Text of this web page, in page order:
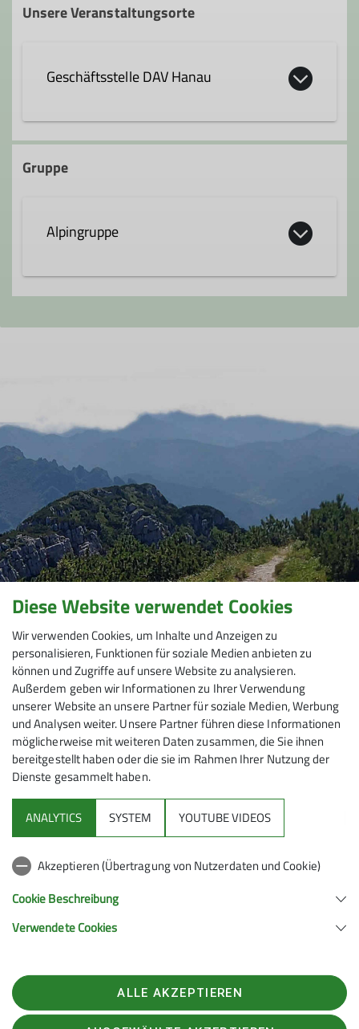
Unsere Veranstaltungsorte
Geschäftsstelle DAV Hanau
Krämerstraße 8
Gruppe
Alpingruppe
Die Alpingruppe wurde 1992 von einer
anzubieten, dabei legen wir großen Wert
darauf, dass für jeden Interessensbereich
auf Leistung, sondern auch auf die
Freude und das Erlebnis bei den
verschiedenen Aktivitäten an.
Mitmachen
Klettern
Service
63450 Hanau
Telefon +496181257071
Diese Website verwendet Cookies
Wir verwenden Cookies, um Inhalte und Anzeigen zu
personalisieren, Funktionen für soziale Medien anbieten zu
können und Zugriffe auf unsere Website zu analysieren.
Außerdem geben wir Informationen zu Ihrer Verwendung
unserer Website an unsere Partner für soziale Medien, Werbung
und Analysen weiter. Unsere Partner führen diese Informationen
möglicherweise mit weiteren Daten zusammen, die Sie ihnen
bereitgestellt haben oder die sie im Rahmen Ihrer Nutzung der
Dienste gesammelt haben.
ANALYTICS SYSTEM YOUTUBE VIDEOS
Akzeptieren (Übertragung von Nutzerdaten und Cookie)
Cookie Beschreibung
Verwendete Cookies
ALLE AKZEPTIEREN